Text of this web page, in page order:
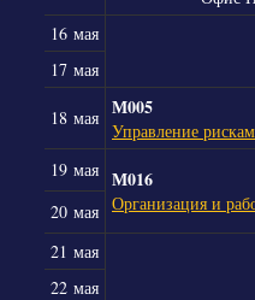
16 мая
17 мая
18 мая М005
Управление
19 мая М016
Организация и
20 мая
21 мая
22 мая